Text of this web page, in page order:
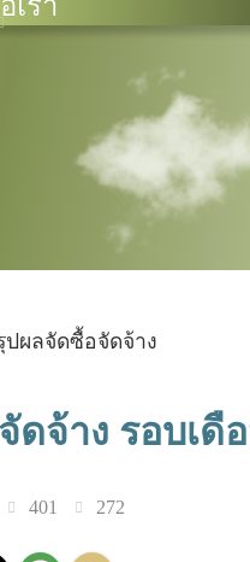
ปผลจัดซื้อจัดจ้าง
จ้าง รอบเดื
401 272